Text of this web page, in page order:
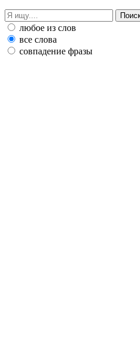
любое из слов
все слова
совпадение фразы